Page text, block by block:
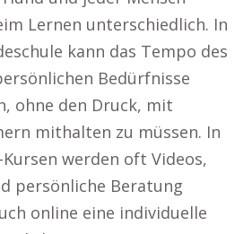
Lernen unterschiedlich. In
kann das Tempo des
Bedürfnisse
ohne den Druck, mit
mithalten zu müssen. In
werden oft Videos,
persönliche Beratung
online eine individuelle